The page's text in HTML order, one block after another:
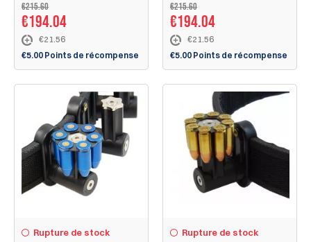
€215.60
€194.04
€21.56
€5.00 Points de récompense
€215.60
€194.04
€21.56
€5.00 Points de récompense
Rupture de stock Rupture de stock